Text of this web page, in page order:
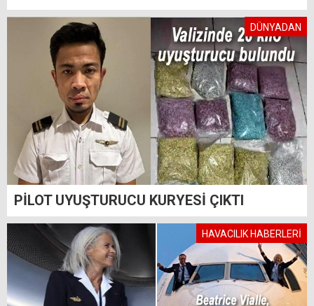
DÜNYADAN
PİLOT UYUŞTURUCU KURYESİ ÇIKTI
HAVACILIK HABERLERİ